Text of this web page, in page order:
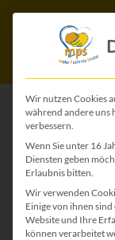
Wir nutzen Cookies
während andere uns
verbessern.
Wenn Sie unter 16
Diensten geben
Erlaubnis bitten.
Wir verwenden
Einige von ihnen
Website und Ihre
können verarbeitet